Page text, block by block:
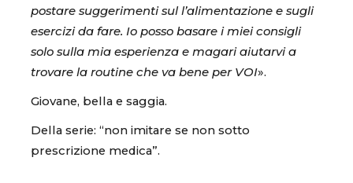
postare suggerimenti sul l’alimentazione e sugli
esercizi da fare. Io posso basare i miei consigli
solo sulla mia esperienza e magari aiutarvi a
trovare la routine che va bene per VOI».
Giovane, bella e saggia.
Della serie: “non imitare se non sotto
prescrizione medica”.